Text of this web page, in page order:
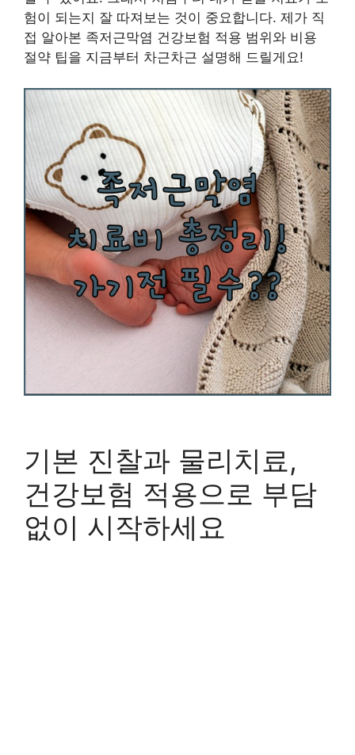
험이 되는지 잘 따져보는 것이 중요합니다. 제가 직
접 알아본 족저근막염 건강보험 적용 범위와 비용
절약 팁을 지금부터 차근차근 설명해 드릴게요!
기본 진찰과 물리치료,
건강보험 적용으로 부담
없이 시작하세요